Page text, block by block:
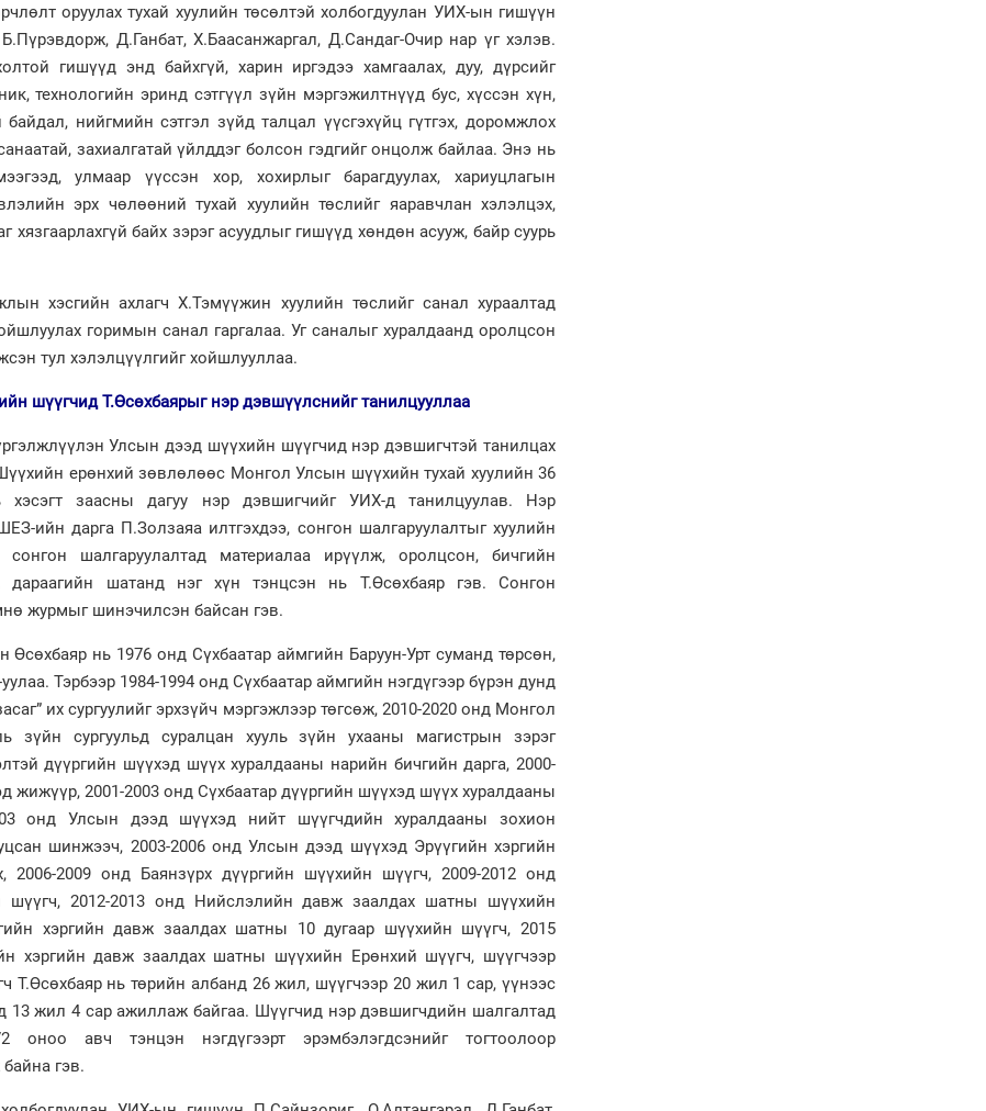
оруулах тухай хуулийн төсөлтэй холбогдуулан УИХ-ын гишүүн
Д.Ганбат, Х.Баасанжаргал, Д.Сандаг-Очир нар үг хэлэв.
гишүүд энд байхгүй, харин иргэдээ хамгаалах, дуу, дүрсийг
технологийн эринд сэтгүүл зүйн мэргэжилтнүүд бус, хүссэн хүн,
нийгмийн сэтгэл зүйд талцал үүсгэхүйц гүтгэх, доромжлох
захиалгатай үйлддэг болсон гэдгийг онцолж байлаа. Энэ нь
улмаар үүссэн хор, хохирлыг барагдуулах, хариуцлагын
эрх чөлөөний тухай хуулийн төслийг яаравчлан хэлэлцэх,
хязгаарлахгүй байх зэрэг асуудлыг гишүүд хөндөн асууж, байр суурь
хэсгийн ахлагч Х.Тэмүүжин хуулийн төслийг санал хураалтад
горимын санал гаргалаа. Уг саналыг хуралдаанд оролцсон
тул хэлэлцүүлгийг хойшлууллаа.
шүүгчид Т.Өсөхбаярыг нэр дэвшүүлснийг танилцууллаа
Улсын дээд шүүхийн шүүгчид нэр дэвшигчтэй танилцах
ерөнхий зөвлөлөөс Монгол Улсын шүүхийн тухай хуулийн 36
хэсэгт заасны дагуу нэр дэвшигчийг УИХ-д танилцуулав. Нэр
ийн дарга П.Золзаяа илтгэхдээ, сонгон шалгаруулалтыг хуулийн
шалгаруулалтад материалаа ирүүлж, оролцсон, бичгийн
дараагийн шатанд нэг хүн тэнцсэн нь Т.Өсөхбаяр гэв. Сонгон
журмыг шинэчилсэн байсан гэв.
нь 1976 онд Сүхбаатар аймгийн Баруун-Урт суманд төрсөн,
Тэрбээр 1984-1994 онд Сүхбаатар аймгийн нэгдүгээр бүрэн дунд
их сургуулийг эрхзүйч мэргэжлээр төгсөж, 2010-2020 онд Монгол
зүйн сургуульд суралцан хууль зүйн ухааны магистрын зэрэг
дүүргийн шүүхэд шүүх хуралдааны нарийн бичгийн дарга, 2000-
жижүүр, 2001-2003 онд Сүхбаатар дүүргийн шүүхэд шүүх хуралдааны
онд Улсын дээд шүүхэд нийт шүүгчдийн хуралдааны зохион
шинжээч, 2003-2006 онд Улсын дээд шүүхэд Эрүүгийн хэргийн
2006-2009 онд Баянзүрх дүүргийн шүүхийн шүүгч, 2009-2012 онд
шүүгч, 2012-2013 онд Нийслэлийн давж заалдах шатны шүүхийн
хэргийн давж заалдах шатны 10 дугаар шүүхийн шүүгч, 2015
хэргийн давж заалдах шатны шүүхийн Ерөнхий шүүгч, шүүгчээр
Т.Өсөхбаяр нь төрийн албанд 26 жил, шүүгчээр 20 жил 1 сар, үүнээс
жил 4 сар ажиллаж байгаа. Шүүгчид нэр дэвшигчдийн шалгалтад
оноо авч тэнцэн нэгдүгээрт эрэмбэлэгдсэнийг тогтоолоор
гэв.